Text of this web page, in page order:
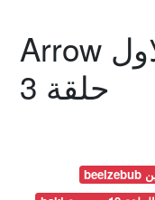
Arrow مترجم موسم الاول
حلقة 3